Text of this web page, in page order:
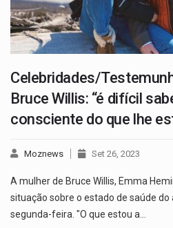
Celebridades/
Bruce Willis: “é difícil
consciente do que lhe
Moznews Set 26, 2023
A mulher de Bruce Willis, Emma
situação sobre o estado de saúde
segunda-feira. "O que estou a…